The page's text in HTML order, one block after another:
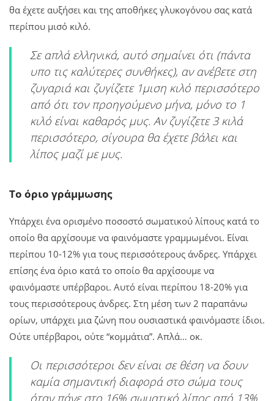
θα έχετε αυξήσει και της αποθήκες γλυκογόνου σας κατά
περίπου μισό κιλό.
Σε απλά ελληνικά, αυτό σημαίνει ότι (πάντα
υπο τις καλύτερες συνθήκες), αν ανέβετε στη
ζυγαριά και ζυγίζετε 1μιση κιλό περισσότερο
από ότι τον προηγούμενο μήνα, μόνο το 1
κιλό είναι καθαρός μυς. Αν ζυγίζετε 3 κιλά
περισσότερο, σίγουρα θα έχετε βάλει και
λίπος μαζί με μυς.
Το όριο γράμμωσης
Υπάρχει ένα ορισμένο ποσοστό σωματικού λίπους κατά το
οποίο θα αρχίσουμε να φαινόμαστε γραμμωμένοι. Είναι
περίπου 10-12% για τους περισσότερους άνδρες. Υπάρχει
επίσης ένα όριο κατά το οποίο θα αρχίσουμε να
φαινόμαστε υπέρβαροι. Αυτό είναι περίπου 18-20% για
τους περισσότερους άνδρες. Στη μέση των 2 παραπάνω
ορίων, υπάρχει μια ζώνη που ουσιαστικά φαινόμαστε ίδιοι.
Ούτε υπέρβαροι, ούτε “κομμάτια”. Απλά… οκ.
Οι περισσότεροι δεν είναι σε θέση να δουν
καμία σημαντική διαφορά στο σώμα τους
όταν πάνε στο 16% σωματικό λίπος από 13%